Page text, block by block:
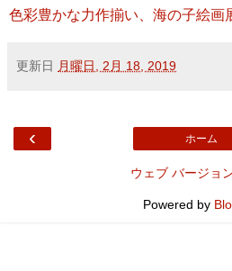
色彩豊かな力作揃い、海の子絵画
更新日 月曜日, 2月 18, 2019
‹ ホーム
ウェブ バージョ
Powered by